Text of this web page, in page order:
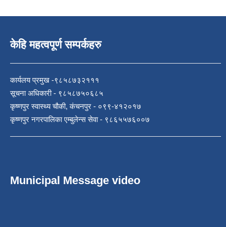
केहि महत्वपूर्ण सम्पर्कहरु
कार्यलय प्रमुख -९८५८७३२१११
सूचना अधिकारी - ९८५८७५०६८५
कृष्णपुर स्वास्थ्य चौकी, कंचनपुर - ०९९-४१२०१७
कृष्णपुर नगरपालिका एम्बुलेन्स सेवा - ९८६५५७६००७
Municipal Message video